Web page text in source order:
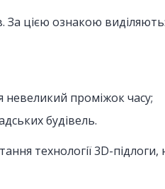
За цією ознакою виділяють:
невеликий проміжок часу;
будівель.
технології 3D-підлоги,